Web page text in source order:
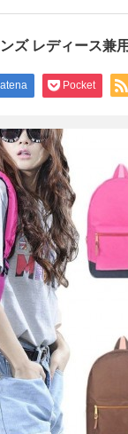
ズ レディース兼
Pocket